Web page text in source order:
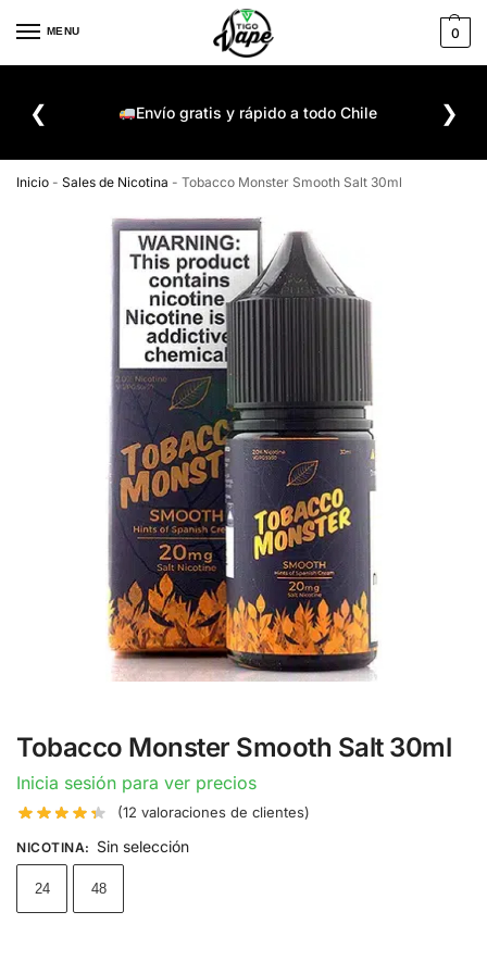
MENU 0
❮ Envío gratis y rápido a todo Chile ❯
Inicio - Sales de Nicotina - Tobacco Monster Smooth Salt 30ml
Tobacco Monster Smooth Salt 30ml
Inicia sesión para ver precios
(12 valoraciones de clientes)
NICOTINA: Sin selección
24 48